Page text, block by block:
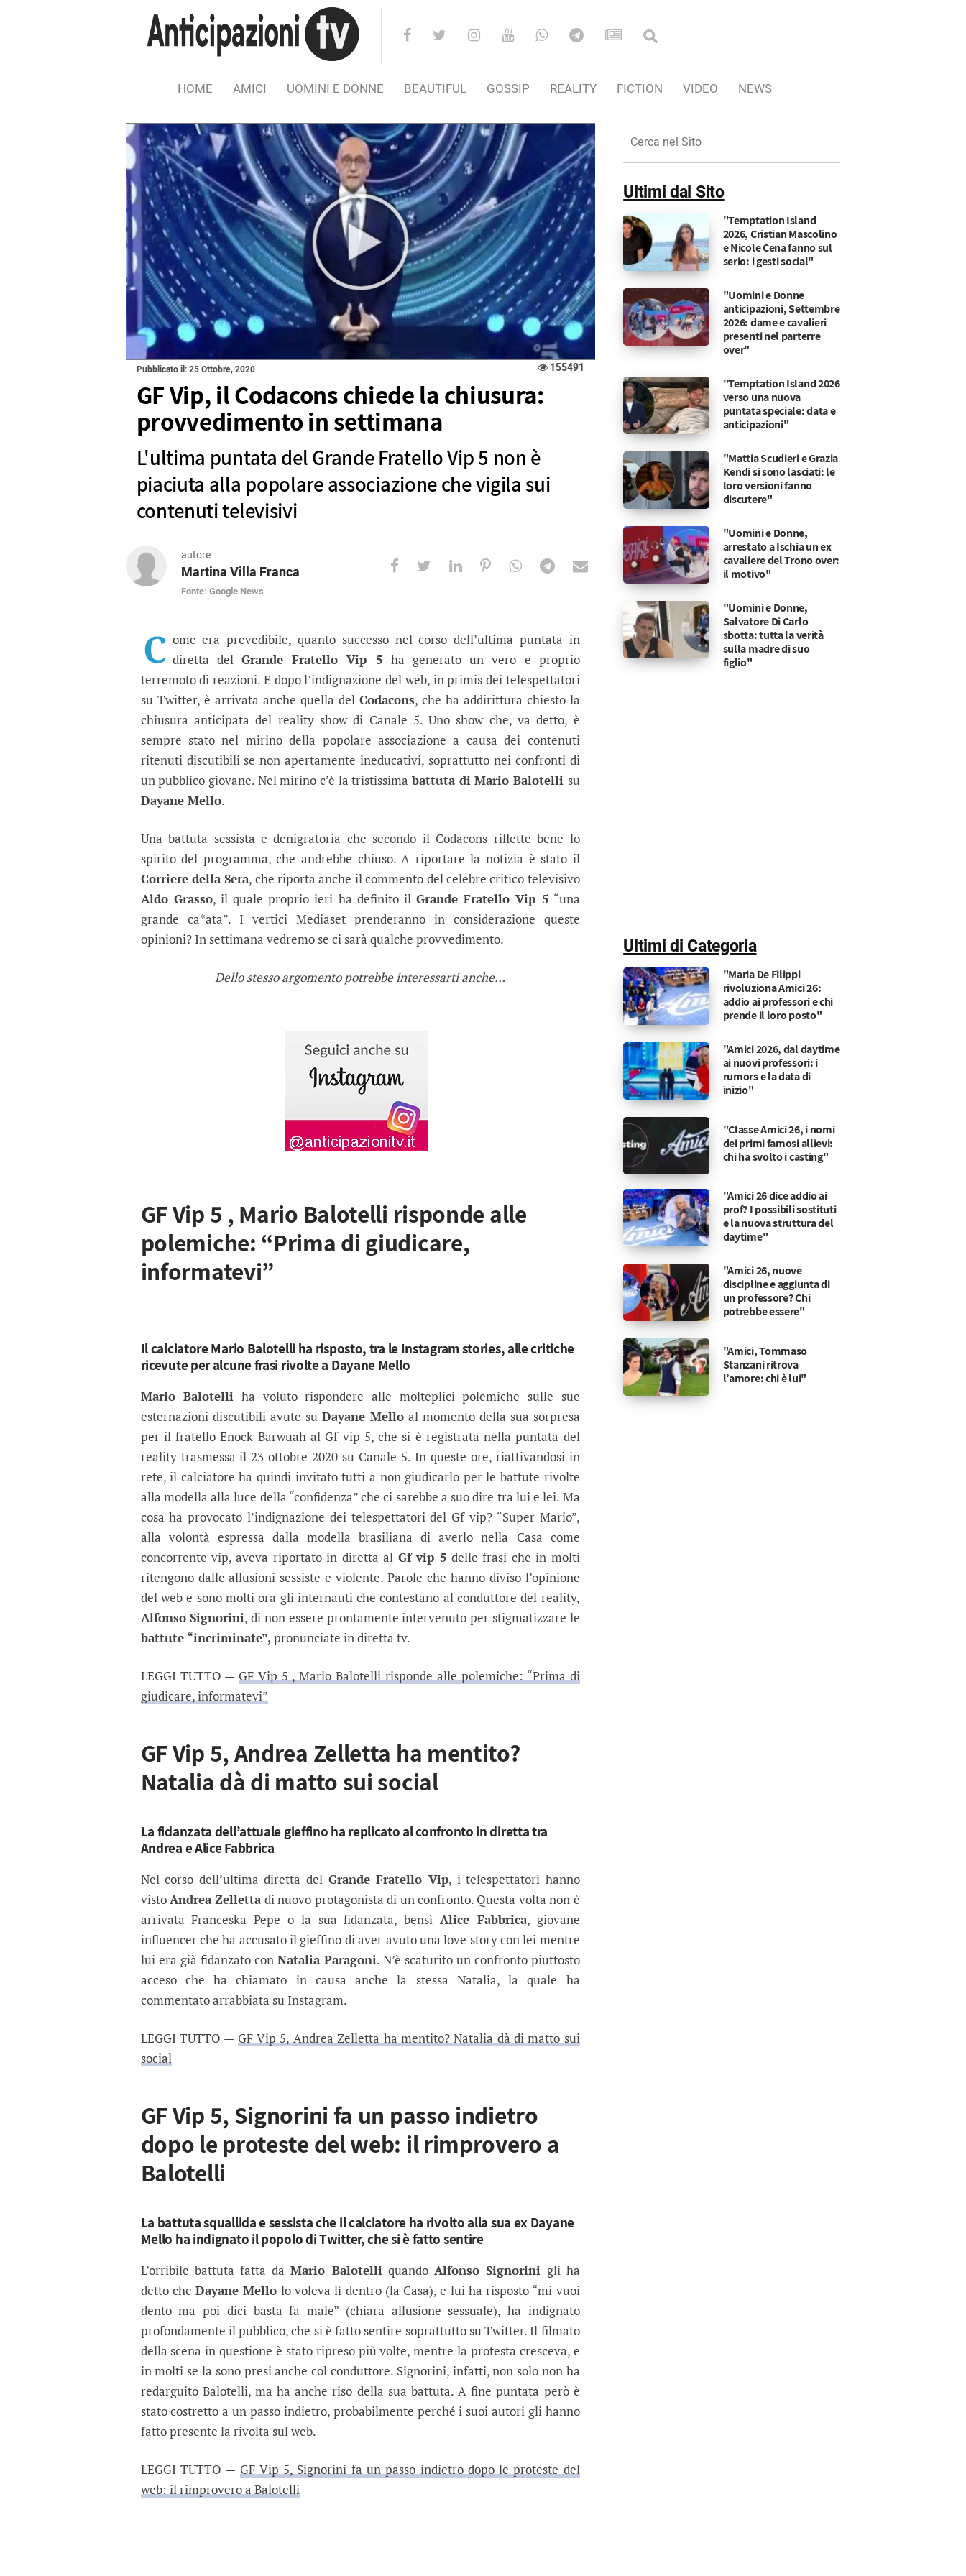
HOME AMICI UOMINI E DONNE BEAUTIFUL GOSSIP REALITY FICTION VIDEO NEWS
Pubblicato il: 25 Ottobre, 2020 155491
GF Vip, il Codacons chiede la chiusura:
provvedimento in settimana
L'ultima puntata del Grande Fratello Vip 5 non è
piaciuta alla popolare associazione che vigila sui
contenuti televisivi
autore:
Martina Villa Franca
Fonte: Google News
GF Vip, il Codacons chiede la chiusura: provvedimento in settimana
L'ultima puntata del Grande Fratello Vip 5 non è piaciuta alla popolare associazione che vigila sui contenuti televisivi
C ome era prevedibile, quanto successo nel corso dell’ultima puntata in
diretta del Grande Fratello Vip 5 ha generato un vero e proprio
terremoto di reazioni. E dopo l’indignazione del web, in primis dei telespettatori
su Twitter, è arrivata anche quella del Codacons, che ha addirittura chiesto la
chiusura anticipata del reality show di Canale 5. Uno show che, va detto, è
sempre stato nel mirino della popolare associazione a causa dei contenuti
ritenuti discutibili se non apertamente ineducativi, soprattutto nei confronti di
un pubblico giovane. Nel mirino c’è la tristissimabattuta di Mario Balotelli su
Dayane Mello.
Una battuta sessista e denigratoria che secondo il Codacons riflette bene lo
spirito del programma, che andrebbe chiuso. A riportare la notizia è stato il
Corriere della Sera, che riporta anche il commento del celebre critico televisivo
Aldo Grasso, il quale proprio ieri ha definito ilGrande Fratello Vip 5 “una
grande ca*ata”. I vertici Mediaset prenderanno in considerazione queste
opinioni? In settimana vedremo se ci sarà qualche provvedimento.
Dello stesso argomento potrebbe interessarti anche…
GF Vip 5 , Mario Balotelli risponde alle
polemiche: “Prima di giudicare,
informatevi”
Il calciatore Mario Balotelli ha risposto, tra le Instagram stories, alle critiche
ricevute per alcune frasi rivolte a Dayane Mello
Mario Balotelli ha voluto rispondere alle molteplici polemiche sulle sue
esternazioni discutibili avute su Dayane Melloal momento della sua sorpresa
per il fratello Enock Barwuah al Gf vip 5, che si è registrata nella puntata del
reality trasmessa il 23 ottobre 2020 su Canale 5. In queste ore, riattivandosi in
rete, il calciatore ha quindi invitato tutti a non giudicarlo per le battute rivolte
alla modella alla luce della “confidenza” che ci sarebbe a suo dire tra lui e lei. Ma
cosa ha provocato l’indignazione dei telespettatori del Gf vip? “Super Mario”,
alla volontà espressa dalla modella brasiliana di averlo nella Casa come
concorrente vip, aveva riportato in diretta al Gf vip 5 delle frasi che in molti
ritengono dalle allusioni sessiste e violente. Parole che hanno diviso l’opinione
del web e sono molti ora gli internauti che contestano al conduttore del reality,
Alfonso Signorini, di non essere prontamente intervenuto per stigmatizzare le
battute “incriminate”, pronunciate in diretta tv.
LEGGI TUTTO — GF Vip 5 , Mario Balotelli risponde alle polemiche: “Prima di
giudicare, informatevi”
GF Vip 5, Andrea Zelletta ha mentito?
Natalia dà di matto sui social
La fidanzata dell’attuale gieffino ha replicato al confronto in diretta tra
Andrea e Alice Fabbrica
Nel corso dell’ultima diretta del Grande Fratello Vip, i telespettatori hanno
vistoAndrea Zellettadi nuovo protagonista di un confronto. Questa volta non è
arrivata Franceska Pepe o la sua fidanzata, bensìAlice Fabbrica, giovane
influencer che ha accusato il gieffino di aver avuto una love story con lei mentre
lui era già fidanzato con Natalia Paragoni. N’è scaturito un confronto piuttosto
acceso che ha chiamato in causa anche la stessa Natalia, la quale ha
commentato arrabbiata su Instagram.
LEGGI TUTTO — GF Vip 5, Andrea Zelletta ha mentito? Natalia dà di matto sui
social
GF Vip 5, Signorini fa un passo indietro
dopo le proteste del web: il rimprovero a
Balotelli
La battuta squallida e sessista che il calciatore ha rivolto alla sua ex Dayane
Mello ha indignato il popolo di Twitter, che si è fatto sentire
L’orribile battuta fatta daMario BalotelliquandoAlfonso Signorini gli ha
detto cheDayane Mello lo voleva lì dentro (la Casa), e lui ha risposto “mi vuoi
dento ma poi dici basta fa male” (chiara allusione sessuale), ha indignato
profondamente il pubblico, che si è fatto sentire soprattutto su Twitter. Il filmato
della scena in questione è stato ripreso più volte, mentre la protesta cresceva, e
in molti se la sono presi anche col conduttore. Signorini, infatti, non solo non ha
redarguito Balotelli, ma ha anche riso della sua battuta. A fine puntata però è
stato costretto a un passo indietro, probabilmente perché i suoi autori gli hanno
fatto presente la rivolta sul web.
LEGGI TUTTO — GF Vip 5, Signorini fa un passo indietro dopo le proteste del
web: il rimprovero a Balotelli
nel
Sito
Ultimi dal Sito
"Temptation Island
2026, Cristian Mascolino
e Nicole Cena fanno sul
serio: i gesti social"
"Uomini e Donne
anticipazioni, Settembre
2026: dame e cavalieri
presenti nel parterre
over"
"Temptation Island 2026
verso una nuova
puntata speciale: data e
anticipazioni"
"Mattia Scudieri e Grazia
Kendi si sono lasciati: le
loro versioni fanno
discutere"
"Uomini e Donne,
arrestato a Ischia un ex
cavaliere del Trono over:
il motivo"
"Uomini e Donne,
Salvatore Di Carlo
sbotta: tutta la verità
sulla madre di suo
figlio"
Ultimi di Categoria
"Maria De Filippi
rivoluziona Amici 26:
addio ai professori e chi
prende il loro posto"
"Amici 2026, dal daytime
ai nuovi professori: i
rumors e la data di
inizio"
"Classe Amici 26, i nomi
dei primi famosi allievi:
chi ha svolto i casting"
"Amici 26 dice addio ai
prof? I possibili sostituti
e la nuova struttura del
daytime"
"Amici 26, nuove
discipline e aggiunta di
un professore? Chi
potrebbe essere"
"Amici, Tommaso
Stanzani ritrova
l’amore: chi è lui"